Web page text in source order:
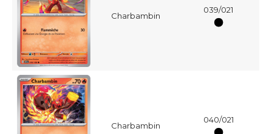
Charbambin
039/021
Charbambin
040/021